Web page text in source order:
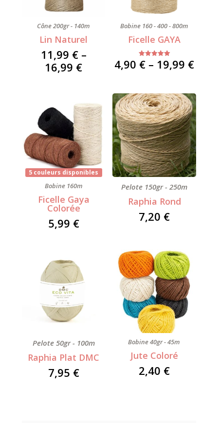
Cône 200gr - 140m
Lin Naturel
11,99 € –
16,99 €Price
11,99 €
through
16,99 €
Bobine 160 - 400 - 800m
Ficelle GAYA
Note
5.00
4,90 € – 19,99 €
5 couleurs disponibles
Bobine 160m
Ficelle Gaya
Colorée
5,99 €
Pelote 150gr - 250m
Raphia Rond
7,20 €
Pelote 50gr - 100m
Raphia Plat DMC
7,95 €
Bobine 40gr - 45m
Jute Coloré
2,40 €